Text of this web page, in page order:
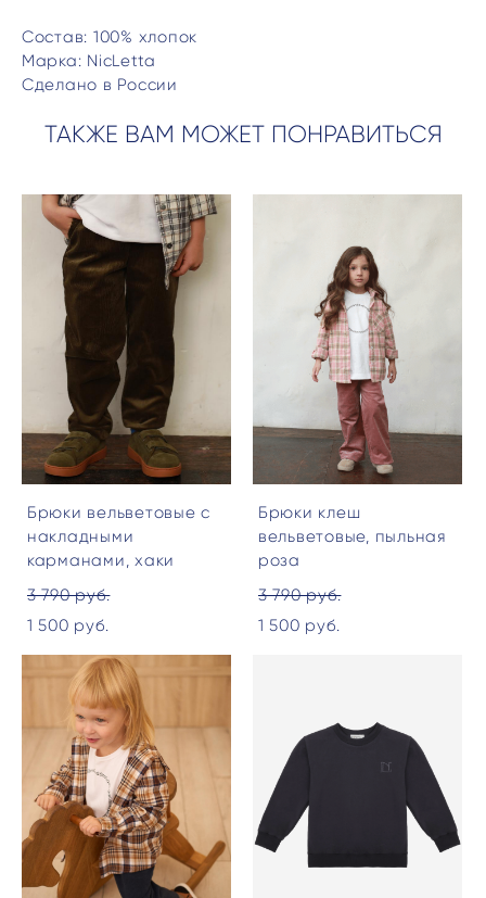
Состав: 100% хлопок
Марка: NicLetta
Сделано в России
ТАКЖЕ ВАМ МОЖЕТ ПОНРАВИТЬСЯ
Брюки вельветовые с
накладными
карманами, хаки
3 790 pуб.
1 500 pуб.
Брюки клеш
вельветовые, пыльная
роза
3 790 pуб.
1 500 pуб.